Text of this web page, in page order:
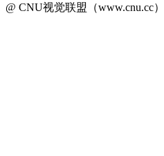
@ CNU视觉联盟（www.cnu.cc）